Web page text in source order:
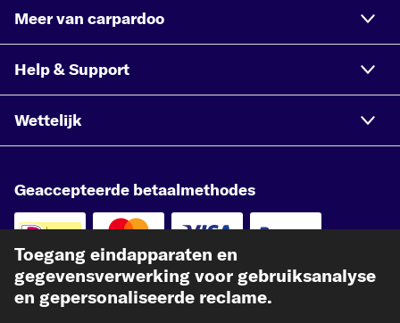
Meer van carpardoo
Help & Support
Wettelijk
Geaccepteerde betaalmethodes
Betaling vooraf
Toegang eindapparaten en
gegevensverwerking voor gebruiksanalyse
en gepersonaliseerde reclame.